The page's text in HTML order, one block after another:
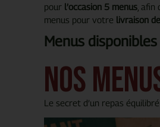
pour l’occasion 5 menus, afin
menus pour votre livraison
Menus
nos
Le secret d’un repas équilibré